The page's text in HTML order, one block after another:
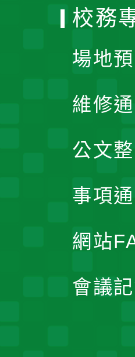
校務
場地
維修
公文
事項
網站
會議